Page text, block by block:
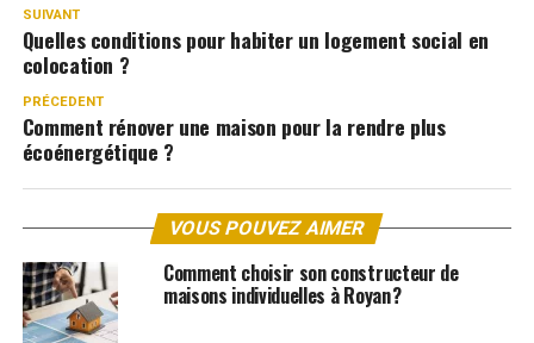
SUIVANT
Quelles conditions pour habiter un logement social en
colocation ?
PRÉCEDENT
Comment rénover une maison pour la rendre plus
écoénergétique ?
VOUS POUVEZ AIMER
Comment choisir son constructeur de
maisons individuelles à Royan ?